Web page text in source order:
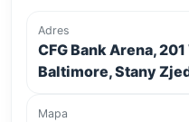
Adres
CFG Bank Arena,
Baltimore, Stany
Mapa